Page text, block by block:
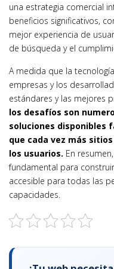
una estrategia comercial
beneficios significativos,
mejor experiencia de
de búsqueda y el
A medida que la
empresas y los
estándares y las mejores
los desafíos son
soluciones disponibles
que cada vez más
los usuarios. En
fundamental para
accesible para todas las
capacidades.